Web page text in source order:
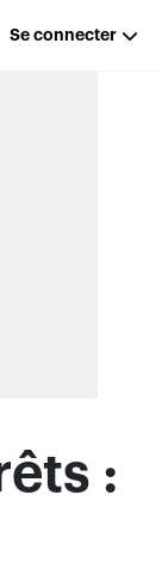
Se connecter
: